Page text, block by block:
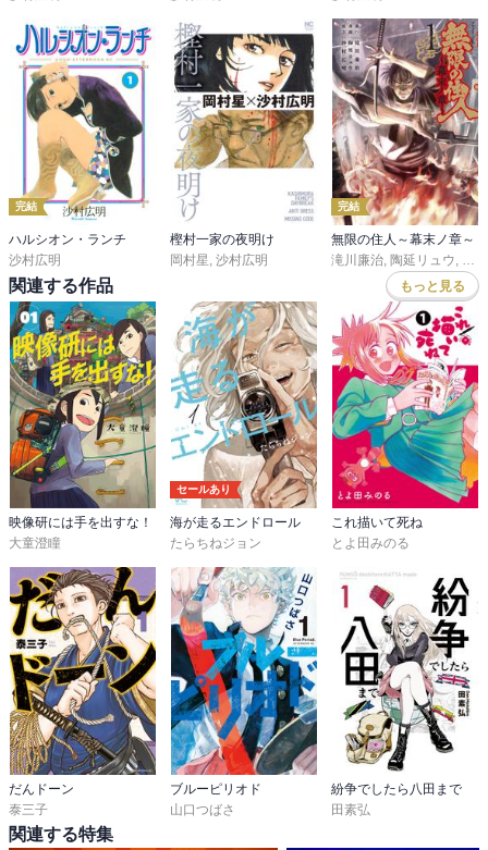
完結
ハルシオン・ランチ
沙村広明
樫村一家の夜明け
岡村星, 沙村広明
完結
無限の住人～幕末ノ章～
滝川廉治, 陶延リュウ, 沙
関連する作品 もっと見る
映像研には手を出すな！
大童澄瞳
セールあり
海が走るエンドロール
たらちねジョン
これ描いて死ね
とよ田みのる
だんドーン
泰三子
ブルーピリオド
山口つばさ
紛争でしたら八田まで
田素弘
関連する特集